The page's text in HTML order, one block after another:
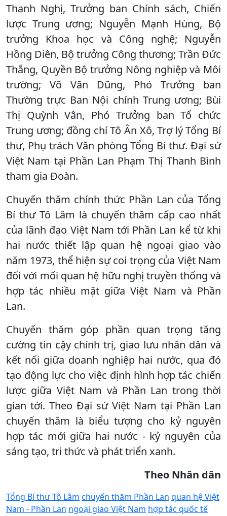
Thanh Nghị, Trưởng ban Chính sách, Chiến
lược Trung ương; Nguyễn Mạnh Hùng, Bộ
trưởng Khoa học và Công nghệ; Nguyễn
Hồng Diên, Bộ trưởng Công thương; Trần Đức
Thắng, Quyền Bộ trưởng Nông nghiệp và Môi
trường; Võ Văn Dũng, Phó Trưởng ban
Thường trực Ban Nội chính Trung ương; Bùi
Thị Quỳnh Vân, Phó Trưởng ban Tổ chức
Trung ương; đồng chí Tô Ân Xô, Trợ lý Tổng Bí
thư, Phụ trách Văn phòng Tổng Bí thư. Đại sứ
Việt Nam tại Phần Lan Phạm Thị Thanh Bình
tham gia Đoàn.
Chuyến thăm chính thức Phần Lan của Tổng
Bí thư Tô Lâm là chuyến thăm cấp cao nhất
của lãnh đạo Việt Nam tới Phần Lan kể từ khi
hai nước thiết lập quan hệ ngoại giao vào
năm 1973, thể hiện sự coi trọng của Việt Nam
đối với mối quan hệ hữu nghị truyền thống và
hợp tác nhiều mặt giữa Việt Nam và Phần
Lan.
Chuyến thăm góp phần quan trọng tăng
cường tin cậy chính trị, giao lưu nhân dân và
kết nối giữa doanh nghiệp hai nước, qua đó
tạo động lực cho việc định hình hợp tác chiến
lược giữa Việt Nam và Phần Lan trong thời
gian tới. Theo Đại sứ Việt Nam tại Phần Lan
chuyến thăm là biểu tượng cho kỷ nguyên
hợp tác mới giữa hai nước - kỷ nguyên của
sáng tạo, tri thức và phát triển xanh.
Theo Nhân dân
Tổng Bí thư Tô Lâm chuyến thăm Phần Lan quan hệ Việt
Nam - Phần Lan ngoại giao Việt Nam hợp tác quốc tế